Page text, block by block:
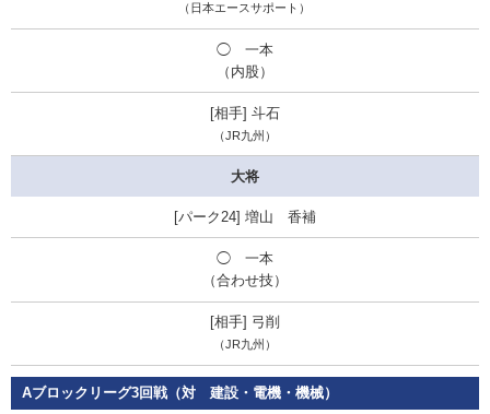
（日本エースサポート）
◯ 一本
（内股）
斗石
（JR九州）
大将
増山 香補
◯ 一本
（合わせ技）
弓削
（JR九州）
Aブロックリーグ3回戦（対 建設・電機・機械）